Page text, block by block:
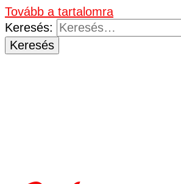
Tovább a tartalomra
Keresés: